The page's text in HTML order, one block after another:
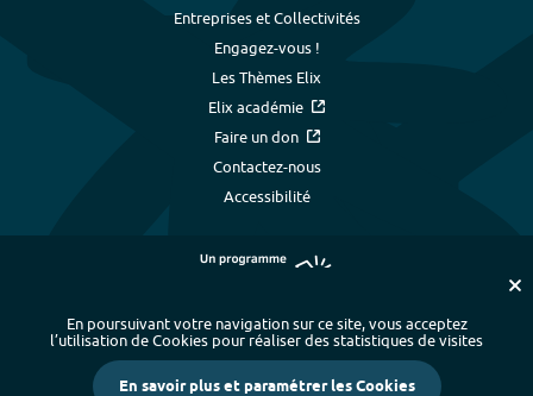
Entreprises et Collectivités
Engagez-vous !
Les Thèmes Elix
Elix académie
Faire un don
Contactez-nous
Accessibilité
Plan du site - Index alphabétique
-
Mentions légales et données personnelles
- Paramétrer les cookies
En poursuivant votre navigation sur ce site, vous acceptez
l’utilisation de Cookies pour réaliser des statistiques de visites
En savoir plus et paramétrer les Cookies